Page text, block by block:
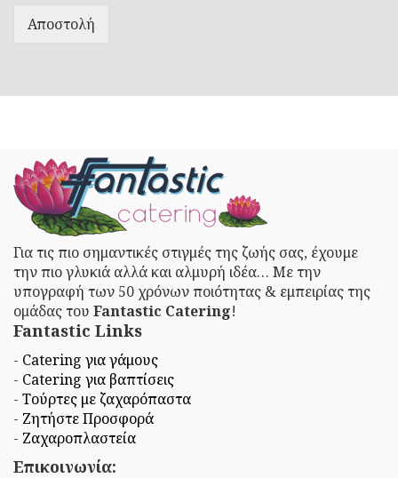
Αποστολή
Για τις πιο σημαντικές στιγμές της ζωής σας, έχουμε
την πιο γλυκιά αλλά και αλμυρή ιδέα… Με την
υπογραφή των 50 χρόνων ποιότητας & εμπειρίας της
ομάδας του Fantastic Catering!
Fantastic Links
- Catering για γάμους
- Catering για βαπτίσεις
- Τούρτες με ζαχαρόπαστα
- Ζητήστε Προσφορά
- Ζαχαροπλαστεία
Επικοινωνία: